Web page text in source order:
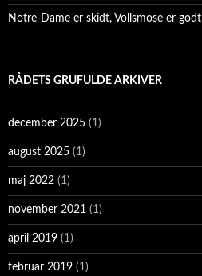
Notre-Dame er skidt, Vollsmose er godt
RÅDETS GRUFULDE ARKIVER
december 2025 (1)
august 2025 (1)
maj 2022 (1)
november 2021 (1)
april 2019 (1)
februar 2019 (1)